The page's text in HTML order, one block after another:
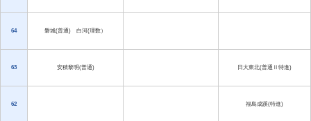
64 磐城(普通) 白河(理数）
63 安積黎明(普通) 日大東北(普通Ⅱ特進)
62 福島成蹊(特進)